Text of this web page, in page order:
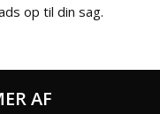
op til din sag.
AF